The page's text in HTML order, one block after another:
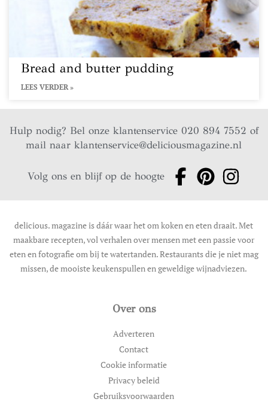
Bread and butter pudding
LEES VERDER »
Hulp nodig? Bel onze klantenservice 020 894 7552 of
mail naarklantenservice@deliciousmagazine.nl
Volg ons en blijf op de hoogte
delicious. magazine is dáár waar het om koken en eten draait. Met
maakbare recepten, vol verhalen over mensen met een passie voor
eten en fotografie om bij te watertanden. Restaurants die je niet mag
missen, de mooiste keukenspullen en geweldige wijnadviezen.
Over ons
Adverteren
Contact
Cookie informatie
Privacy beleid
Gebruiksvoorwaarden